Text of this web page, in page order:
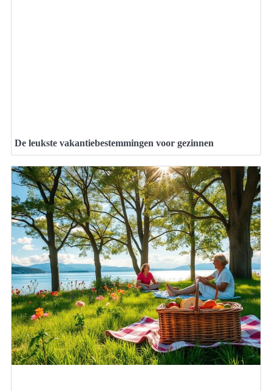
De leukste vakantiebestemmingen voor gezinnen